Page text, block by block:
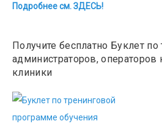
Подробнее см. ЗДЕСЬ!
Получите бесплатно Буклет по
администраторов, операторов
клиники